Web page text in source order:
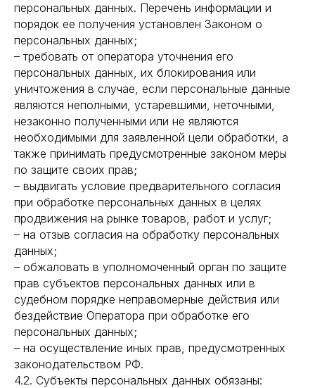
персональных данных. Перечень информации и
порядок ее получения установлен Законом о
персональных данных;
– требовать от оператора уточнения его
персональных данных, их блокирования или
уничтожения в случае, если персональные данные
являются неполными, устаревшими, неточными,
незаконно полученными или не являются
необходимыми для заявленной цели обработки, а
также принимать предусмотренные законом меры
по защите своих прав;
– выдвигать условие предварительного согласия
при обработке персональных данных в целях
продвижения на рынке товаров, работ и услуг;
– на отзыв согласия на обработку персональных
данных;
– обжаловать в уполномоченный орган по защите
прав субъектов персональных данных или в
судебном порядке неправомерные действия или
бездействие Оператора при обработке его
персональных данных;
– на осуществление иных прав, предусмотренных
законодательством РФ.
4.2. Субъекты персональных данных обязаны: